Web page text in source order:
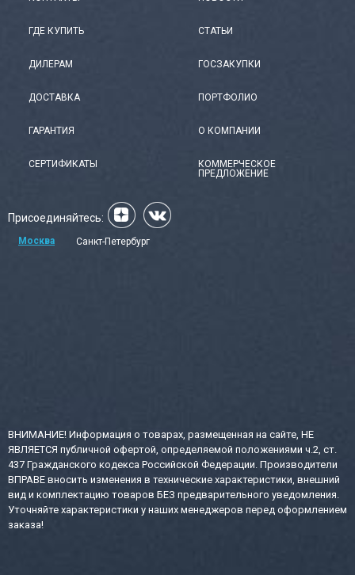
ГДЕ КУПИТЬ
ДИЛЕРАМ
ДОСТАВКА
ГАРАНТИЯ
СЕРТИФИКАТЫ
СТАТЬИ
ГОСЗАКУПКИ
ПОРТФОЛИО
О КОМПАНИИ
КОММЕРЧЕСКОЕ
ПРЕДЛОЖЕНИЕ
Присоединяйтесь:
Москва Санкт-Петербург
ВНИМАНИЕ! Информация о товарах, размещенная на сайте, НЕ
ЯВЛЯЕТСЯ публичной офертой, определяемой положениями ч.2, ст.
437 Гражданского кодекса Российской Федерации. Производители
ВПРАВЕ вносить изменения в технические характеристики, внешний
вид и комплектацию товаров БЕЗ предварительного уведомления.
Уточняйте характеристики у наших менеджеров перед оформлением
заказа!